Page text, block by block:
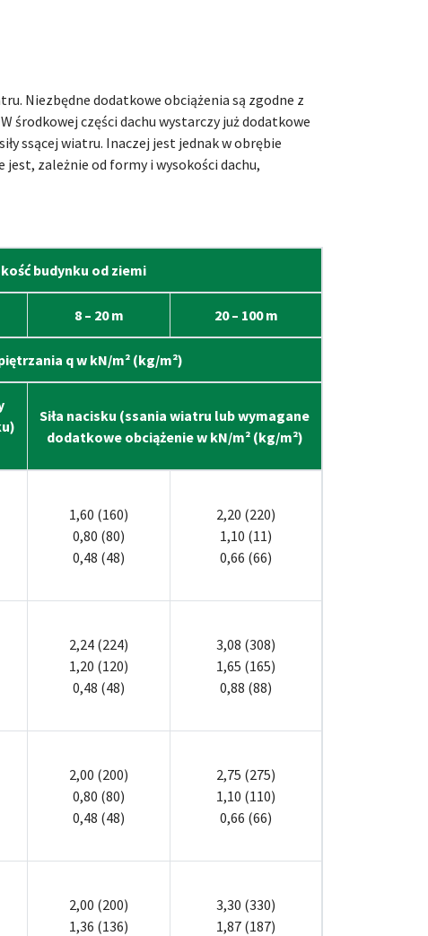
Niezbędne dodatkowe obciążenia są zgodne z
środkowej części dachu wystarczy już dodatkowe
ssącej wiatru. Inaczej jest jednak w obrębie
jest, zależnie od formy i wysokości dachu,
budynku od ziemi
8 – 20 m 20 – 100 m
q w kN/m² (kg/m²)
Siła nacisku (ssania wiatru lub wymagane
dodatkowe obciążenie w kN/m² (kg/m²)
1,60 (160)
0,80 (80)
0,48 (48)
2,20 (220)
1,10 (11)
0,66 (66)
2,24 (224)
1,20 (120)
0,48 (48)
3,08 (308)
1,65 (165)
0,88 (88)
2,00 (200)
0,80 (80)
0,48 (48)
2,75 (275)
1,10 (110)
0,66 (66)
2,00 (200)
1,36 (136)
3,30 (330)
1,87 (187)